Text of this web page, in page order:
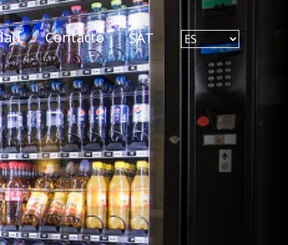
Contacto SAT